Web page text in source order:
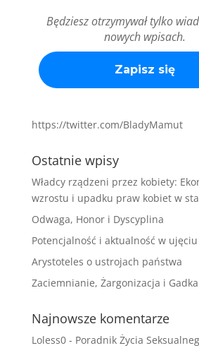
Będziesz otrzymywał tylko
nowych wpisach.
https://twitter.com/BladyMamut
Ostatnie wpisy
Władcy rządzeni przez kobiety:
wzrostu i upadku praw kobiet w
Odwaga, Honor i Dyscyplina
Potencjalność i aktualność w
Arystoteles o ustrojach państwa
Zaciemnianie, Żargonizacja i
Najnowsze komentarze
Loless0- Poradnik Życia